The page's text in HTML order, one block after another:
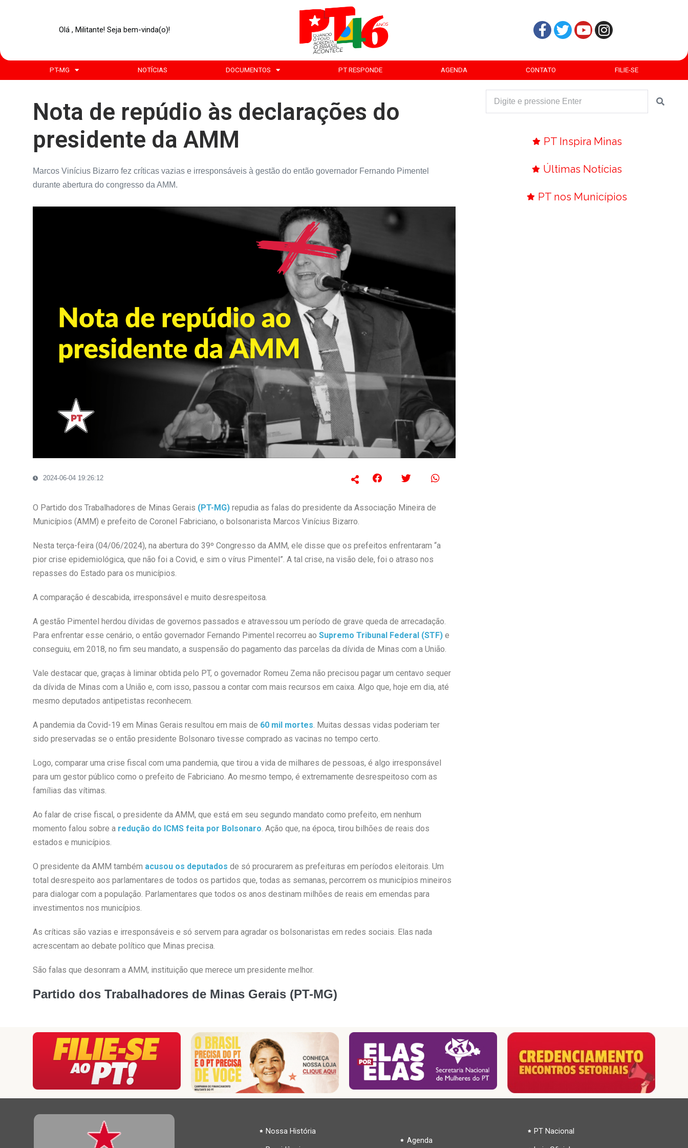
Olá , Militante! Seja bem-vinda(o)!
PT-MG NOTÍCIAS DOCUMENTOS PT RESPONDE AGENDA CONTATO FILIE-SE
Nota de repúdio às declarações do
presidente da AMM
Marcos Vinícius Bizarro fez críticas vazias e irresponsáveis à gestão do então governador Fernando Pimentel
durante abertura do congresso da AMM.
2024-06-04 19:26:12
O Partido dos Trabalhadores de Minas Gerais (PT-MG)repudia as falas do presidente da Associação Mineira de
Municípios (AMM) e prefeito de Coronel Fabriciano, o bolsonarista Marcos Vinícius Bizarro.
Nesta terça-feira (04/06/2024), na abertura do 39º Congresso da AMM, ele disse que os prefeitos enfrentaram “a
pior crise epidemiológica, que não foi a Covid, e sim o vírus Pimentel”. A tal crise, na visão dele, foi o atraso nos
repasses do Estado para os municípios.
A comparação é descabida, irresponsável e muito desrespeitosa.
A gestão Pimentel herdou dívidas de governos passados e atravessou um período de grave queda de arrecadação.
Para enfrentar esse cenário, o então governador Fernando Pimentel recorreu ao Supremo Tribunal Federal (STF)e
conseguiu, em 2018, no fim seu mandato, a suspensão do pagamento das parcelas da dívida de Minas com a União.
Vale destacar que, graças à liminar obtida pelo PT, o governador Romeu Zema não precisou pagar um centavo sequer
da dívida de Minas com a União e, com isso, passou a contar com mais recursos em caixa. Algo que, hoje em dia, até
mesmo deputados antipetistas reconhecem.
A pandemia da Covid-19 em Minas Gerais resultou em mais de 60 mil mortes . Muitas dessas vidas poderiam ter
sido preservadas se o então presidente Bolsonaro tivesse comprado as vacinas no tempo certo.
Logo, comparar uma crise fiscal com uma pandemia, que tirou a vida de milhares de pessoas, é algo irresponsável
para um gestor público como o prefeito de Fabriciano. Ao mesmo tempo, é extremamente desrespeitoso com as
famílias das vítimas.
Ao falar de crise fiscal, o presidente da AMM, que está em seu segundo mandato como prefeito, em nenhum
momento falou sobre a redução do ICMS feita por Bolsonaro . Ação que, na época, tirou bilhões de reais dos
estados e municípios.
O presidente da AMM também acusou os deputados de só procurarem as prefeituras em períodos eleitorais. Um
total desrespeito aos parlamentares de todos os partidos que, todas as semanas, percorrem os municípios mineiros
para dialogar com a população. Parlamentares que todos os anos destinam milhões de reais em emendas para
investimentos nos municípios.
As críticas são vazias e irresponsáveis e só servem para agradar os bolsonaristas em redes sociais. Elas nada
acrescentam ao debate político que Minas precisa.
São falas que desonram a AMM, instituição que merece um presidente melhor.
Partido dos Trabalhadores de Minas Gerais (PT-MG)
PT Inspira Minas
Últimas Notícias
PT nos Municípios
Nossa História
Agenda
PT Nacional